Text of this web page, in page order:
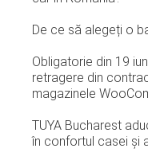
De ce să alegeți o
Obligatorie din 19
retragere din
magazinele
TUYA Bucharest
în confortul casei și